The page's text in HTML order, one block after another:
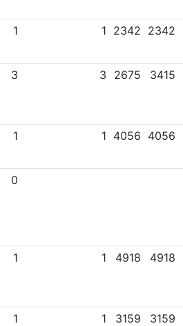
1 1 2342 2342
3 3 2675 3415
1 1 4056 4056
0
1 1 4918 4918
1 1 3159 3159